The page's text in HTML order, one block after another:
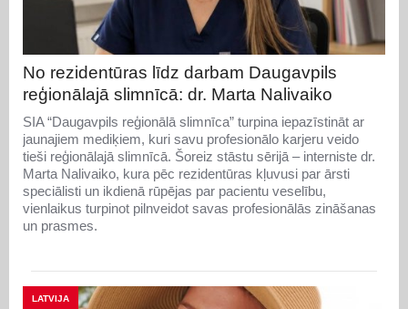
No rezidentūras līdz darbam Daugavpils
reģionālajā slimnīcā: dr. Marta Nalivaiko
SIA “Daugavpils reģionālā slimnīca” turpina iepazīstināt ar
jaunajiem mediķiem, kuri savu profesionālo karjeru veido
tieši reģionālajā slimnīcā. Šoreiz stāstu sērijā – interniste dr.
Marta Nalivaiko, kura pēc rezidentūras kļuvusi par ārsti
speciālisti un ikdienā rūpējas par pacientu veselību,
vienlaikus turpinot pilnveidot savas profesionālās zināšanas
un prasmes.
LATVIJA